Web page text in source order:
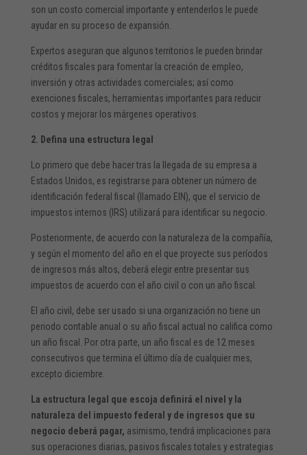
son un costo comercial importante y entenderlos le puede
ayudar en su proceso de expansión.
Expertos aseguran que algunos territorios le pueden brindar
créditos fiscales para fomentar la creación de empleo,
inversión y otras actividades comerciales; así como
exenciones fiscales, herramientas importantes para reducir
costos y mejorar los márgenes operativos.
2. Defina una estructura legal
Lo primero que debe hacer tras la llegada de su empresa a
Estados Unidos, es registrarse para obtener un número de
identificación federal fiscal (llamado EIN), que el servicio de
impuestos internos (IRS) utilizará para identificar su negocio.
Posteriormente, de acuerdo con la naturaleza de la compañía,
y según el momento del año en el que proyecte sus períodos
de ingresos más altos, deberá elegir entre presentar sus
impuestos de acuerdo con el año civil o con un año fiscal.
El año civil, debe ser usado si una organización no tiene un
periodo contable anual o su año fiscal actual no califica como
un año fiscal. Por otra parte, un año fiscal es de 12 meses
consecutivos que termina el último día de cualquier mes,
excepto diciembre.
La estructura legal que escoja definirá el nivel y la
naturaleza del impuesto federal y de ingresos que su
negocio deberá pagar, asimismo, tendrá implicaciones para
sus operaciones diarias, pasivos fiscales totales y estrategias